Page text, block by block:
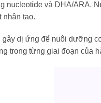
nucleotide và DHA/ARA.
nhân tạo.
gây dị ứng để nuôi dưỡng
trong từng giai đoạn của